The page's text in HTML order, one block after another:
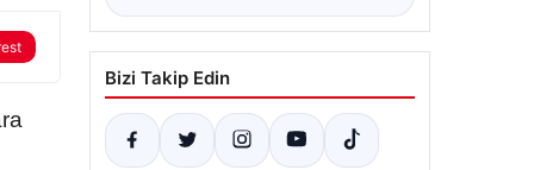
Bizi Takip Edin